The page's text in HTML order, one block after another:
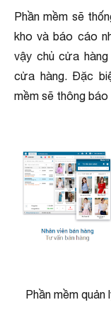
Phần mềm sẽ
kho và báo cáo
vậy chủ cửa
cửa hàng. Đặc
mềm sẽ thông báo
Phần mềm